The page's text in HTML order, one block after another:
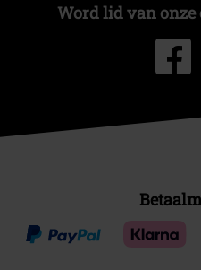
Word lid van